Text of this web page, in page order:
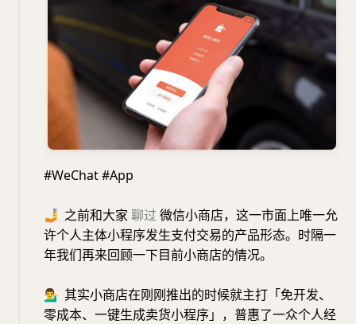
#WeChat #App
🤳 之前和大家 聊过 微信小商店，这一市面上唯一允
许个人主体小程序发生支付交易的产品形态。时隔一
年我们再来回顾一下目前小商店的情况。
💁‍♂️ 其实小商店在刚刚推出的时候就主打「免开发、
零成本、一键生成卖货小程序」，普惠了一众个人经